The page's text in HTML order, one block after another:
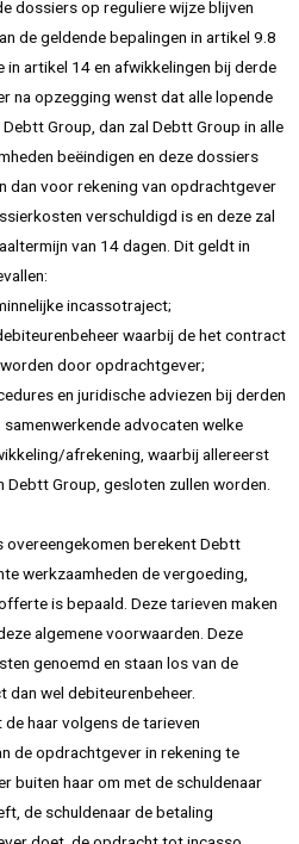
dossiers op reguliere wijze blijven
de geldende bepalingen in artikel 9.8
in artikel 14 en afwikkelingen bij derde
na opzegging wenst dat alle lopende
Group, dan zal Debtt Group in alle
beëindigen en deze dossiers
dan voor rekening van opdrachtgever
verschuldigd is en deze zal
van 14 dagen. Dit geldt in
incassotraject;
waarbij de het contract
door opdrachtgever;
en juridische adviezen bij derden
advocaten welke
afrekening, waarbij allereerst
Group, gesloten zullen worden.
overeengekomen berekent Debtt
werkzaamheden de vergoeding,
is bepaald. Deze tarieven maken
algemene voorwaarden. Deze
genoemd en staan los van de
wel debiteurenbeheer.
haar volgens de tarieven
de opdrachtgever in rekening te
buiten haar om met de schuldenaar
de schuldenaar de betaling